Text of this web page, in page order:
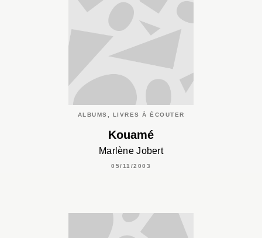
ALBUMS, LIVRES À ÉCOUTER
Kouamé
Marlène Jobert
05/11/2003